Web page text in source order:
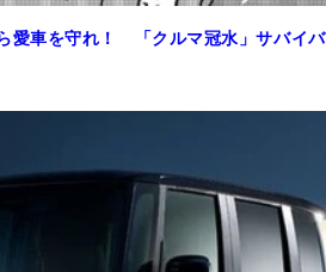
愛車を守れ！ 「クルマ冠水」サバイバ